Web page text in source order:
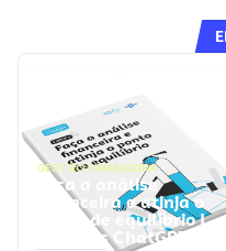
GESTÃO FINANCEIRA
Faça a análise
financeira e atinja o
ponto de equilíbrio |
Prompts ChatGPT